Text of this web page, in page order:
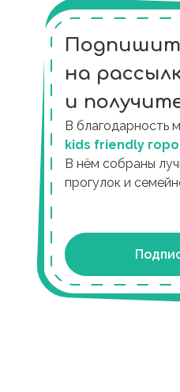
на
и
В благодарность
kids friendly
В нём собраны
прогулок и